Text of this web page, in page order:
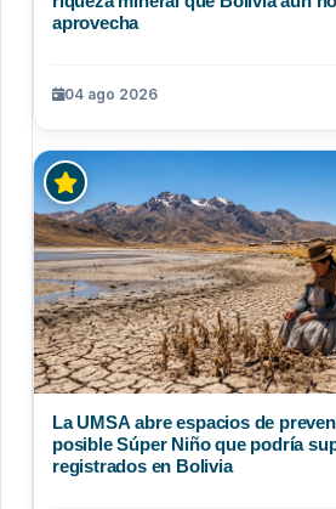
aprovecha
04 ago 2026
La UMSA abre espacios de
posible Súper Niño que podría
registrados en Bolivia